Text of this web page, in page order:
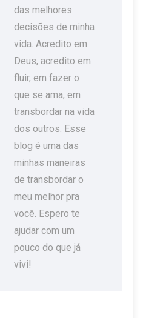
das melhores
decisões de minha
vida. Acredito em
Deus, acredito em
fluir, em fazer o
que se ama, em
transbordar na vida
dos outros. Esse
blog é uma das
minhas maneiras
de transbordar o
meu melhor pra
você. Espero te
ajudar com um
pouco do que já
vivi!